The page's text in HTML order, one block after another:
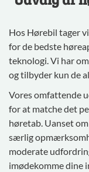
Hos Hørebil tager
for de bedste
teknologi. Vi har
og tilbyder kun de
Vores omfattende
for at matche det
høretab. Uanset
særlig
moderate
imødekomme dine